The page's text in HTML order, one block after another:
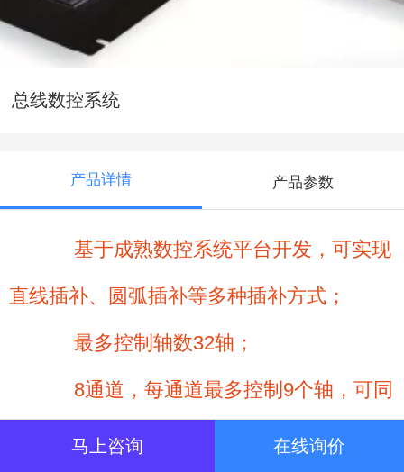
总线数控系统
产品详情 产品参数
基于成熟数控系统平台开发，可实现
直线插补、圆弧插补等多种插补方式；
最多控制轴数32轴；
8通道，每通道最多控制9个轴，可同
时运行8个程序；
马上咨询 在线询价